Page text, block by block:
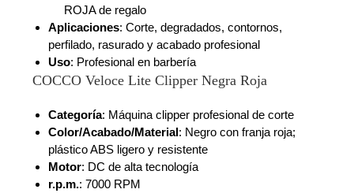
ROJA de regalo
Aplicaciones: Corte, degradados, contornos,
perfilado, rasurado y acabado profesional
Uso: Profesional en barbería
COCCO Veloce Lite Clipper Negra Roja
Categoría: Máquina clipper profesional de corte
Color/Acabado/Material: Negro con franja roja;
plástico ABS ligero y resistente
Motor: DC de alta tecnología
r.p.m.: 7000 RPM